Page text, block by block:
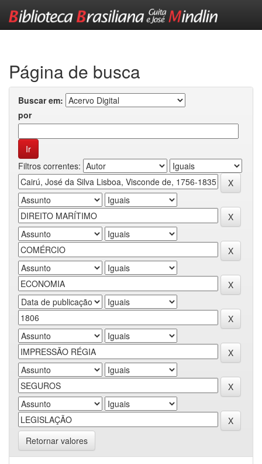
Página de busca
Buscar em:
por
Filtros correntes:
Retornar valores